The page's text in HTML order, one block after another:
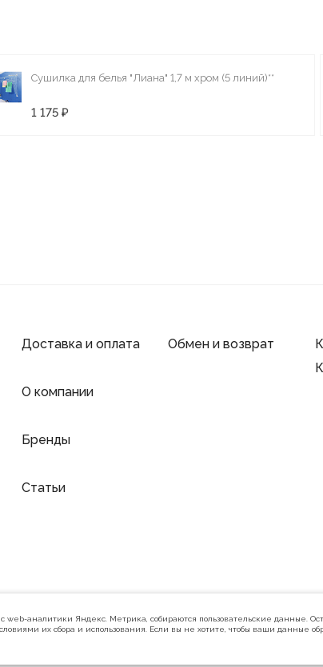
Сушилка для белья "Лиана" 1,7 м хром (5 линий)**
1 175 ₽
Доставка и оплата
О компании
Бренды
Статьи
Обмен и возврат
Политика конфиденциальности
web-аналитики Яндекс. Метрика, собираются пользовательские данные.
их сбора и использования. Если вы не хотите, чтобы ваши данные